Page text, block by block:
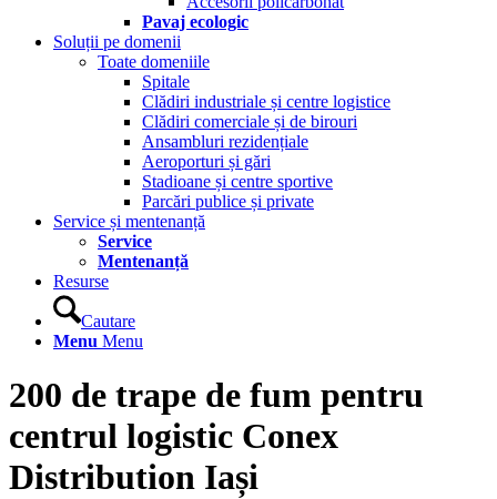
Pavaj ecologic
Soluții pe domenii
Toate domeniile
Spitale
Clădiri industriale și centre logistice
Clădiri comerciale și de birouri
Ansambluri rezidențiale
Aeroporturi și gări
Stadioane și centre sportive
Parcări publice și private
Service și mentenanță
Service
Mentenanță
Resurse
Cautare
Menu Menu
200 de trape de fum pentru
centrul logistic Conex
Distribution Iași